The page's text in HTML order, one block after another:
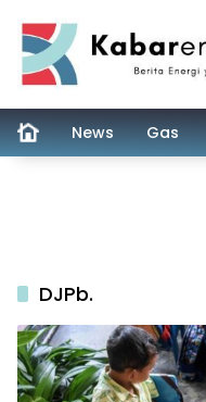
content
News Gas
DJPb.